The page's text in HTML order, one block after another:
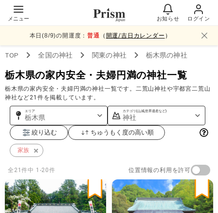
メニュー お知らせ ログイン
本日(8/9)の開運度：普通 （ 開運/吉日カレンダー ）
TOP 全国の神社 関東の神社 栃木県の神社
栃木県の家内安全・夫婦円満の神社一覧
栃木県の家内安全・夫婦円満の神社一覧です。二荒山神社や宇都宮二荒山
神社など21件を掲載しています。
エリア
栃木県
カテゴリ(山,城,世界遺産など)
神社
絞り込む ちゅうもく度の高い順
家族
全 21件中 1-20件 位置情報の利用を許可